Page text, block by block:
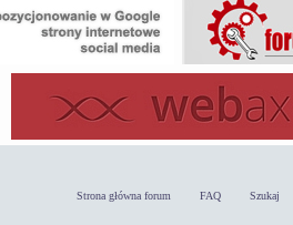
Strona główna forum FAQ Szukaj